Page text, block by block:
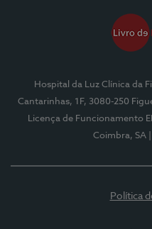
Hospital da Luz Clínica da
Cantarinhas, 1F, 3080-250
Licença de Funcionamento
Coimbra, SA
Política